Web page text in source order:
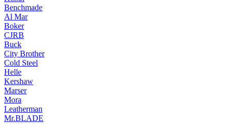
Benchmade
Al Mar
Boker
CJRB
Buck
City Brother
Cold Steel
Helle
Kershaw
Marser
Mora
Leatherman
Mr.BLADE